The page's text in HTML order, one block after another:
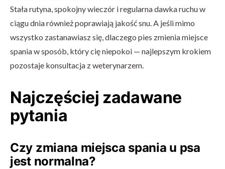
Stała rutyna, spokojny wieczór i regularna dawka ruchu w
ciągu dnia również poprawiają jakość snu. A jeśli mimo
wszystko zastanawiasz się, dlaczego pies zmienia miejsce
spania w sposób, który cię niepokoi — najlepszym krokiem
pozostaje konsultacja z weterynarzem.
Najczęściej zadawane
pytania
Czy zmiana miejsca spania u psa
jest normalna?